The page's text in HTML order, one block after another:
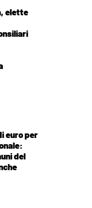
elette
euro per
del